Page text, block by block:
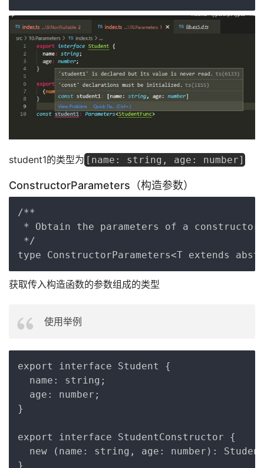
student1的类型为 [name: string, age: number]
ConstructorParameters（构造参数）
/**
* Obtain the parameters of a
*/
获取传入构造函数的参数组成的类型
使用举例
export interface Student {
  name: string;
  age: number;
}
export interface StudentConstructor {
new (name: string, age: number):
}